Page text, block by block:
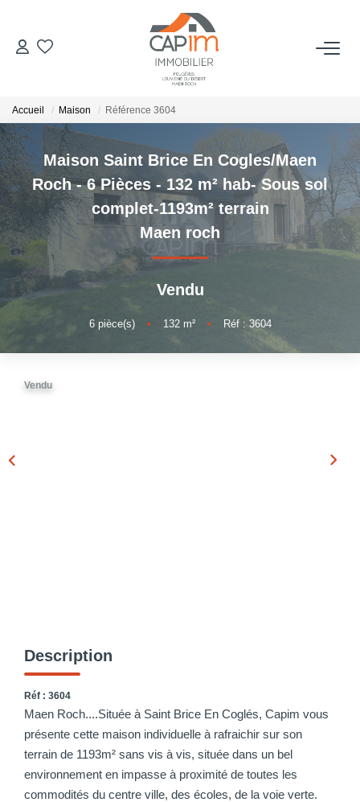
VENTES
ESTIMATION
NOTRE AGENCE
Qui Sommes Nous
Notre Équipe
Nous Rejoindre
Nos Actualités
CONTACT
Accueil Maison Référence 3604
Maison Saint Brice En Cogles/Maen
Roch - 6 Pièces - 132 m² hab- Sous sol
complet-1193m² terrain
Maen roch
Vendu
6pièce(s) • 132m² • Réf : 3604
Vendu
Description
Réf : 3604
Maen Roch....Située à Saint Brice En Coglés, Capim vous
présente cette maison individuelle à rafraichir sur son
terrain de 1193m² sans vis à vis, située dans un bel
environnement en impasse à proximité de toutes les
commodités du centre ville, des écoles, de la voie verte.